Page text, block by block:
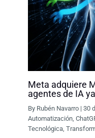
Meta adquiere
agentes de IA
By Rubén Navarro |30
Automatización,
Tecnológica,